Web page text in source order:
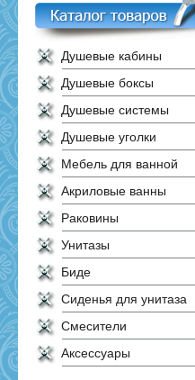
Душевые кабины
Душевые боксы
Душевые системы
Душевые уголки
Мебель для ванной
Акриловые ванны
Раковины
Унитазы
Биде
Сиденья для унитаза
Смесители
Аксессуары